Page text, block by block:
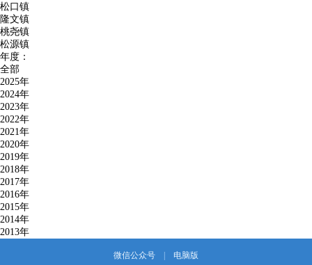
松口镇
隆文镇
桃尧镇
松源镇
年度：
全部
2025年
2024年
2023年
2022年
2021年
2020年
2019年
2018年
2017年
2016年
2015年
2014年
2013年
微信公众号 电脑版